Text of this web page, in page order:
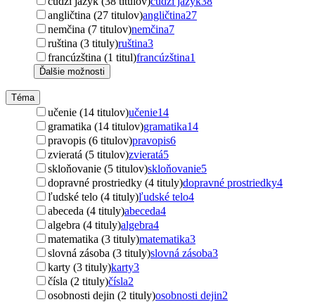
angličtina (27 titulov)angličtina27
nemčina (7 titulov)nemčina7
ruština (3 tituly)ruština3
francúzština (1 titul)francúzština1
Ďalšie možnosti
Téma
učenie (14 titulov)učenie14
gramatika (14 titulov)gramatika14
pravopis (6 titulov)pravopis6
zvieratá (5 titulov)zvieratá5
skloňovanie (5 titulov)skloňovanie5
dopravné prostriedky (4 tituly)dopravné prostriedky4
ľudské telo (4 tituly)ľudské telo4
abeceda (4 tituly)abeceda4
algebra (4 tituly)algebra4
matematika (3 tituly)matematika3
slovná zásoba (3 tituly)slovná zásoba3
karty (3 tituly)karty3
čísla (2 tituly)čísla2
osobnosti dejin (2 tituly)osobnosti dejin2